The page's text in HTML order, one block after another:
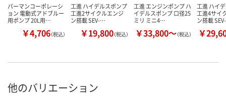
パーマンコーポレーシ
ョン 電動式アドブルー
用ポンプ 20L用…
￥4,706（税込）
工進 ハイデルスポンプ
工進2サイクルエンジ
ン搭載 SEV-…
￥19,800（税込）
工進 エンジンポンプ ハ
イデルスポンプ 口径25
ミリ ミニ4…
￥33,800～（税込）
工進 ハイ
工進4サイ
ン搭載
￥
他のバリエーション